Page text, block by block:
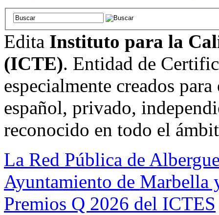
Edita Instituto para la
(ICTE). Entidad de
especialmente creados
español, privado,
reconocido en todo el
La Red Pública de
Ayuntamiento de Marbella
Premios Q 2026 del ICTES